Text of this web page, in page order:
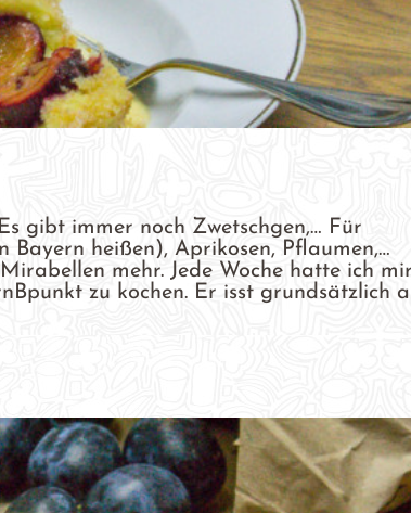
gibt immer noch Zwetschgen,… Für
Bayern heißen), Aprikosen, Pflaumen,…
mehr. Jede Woche hatte ich
zu kochen. Er isst grundsätzlich